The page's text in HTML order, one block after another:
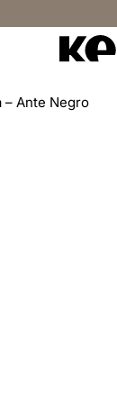
– Ante Negro